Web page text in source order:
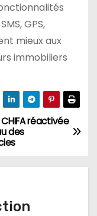
GPS,
mieux aux
immobiliers
réactivée
des